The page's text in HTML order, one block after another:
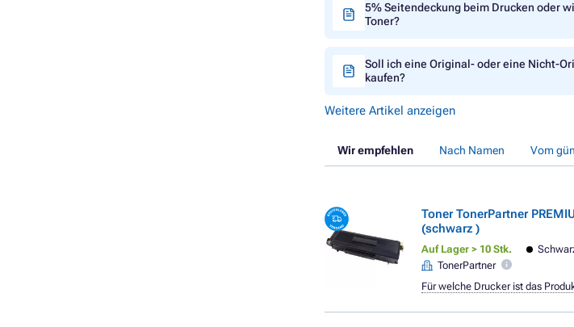
5% Seitendeckung beim Drucken oder
Toner?
Soll ich eine Original- oder eine Nicht-
kaufen?
Weitere Artikel anzeigen
Wir empfehlen Nach Namen Vom
Toner TonerPartner
(schwarz )
Auf Lager > 10 Stk.
TonerPartner
Für welche Drucker ist das